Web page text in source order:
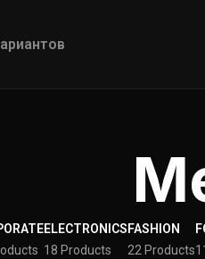
ELECTRONICS
18 Products
FASHION
22 Products